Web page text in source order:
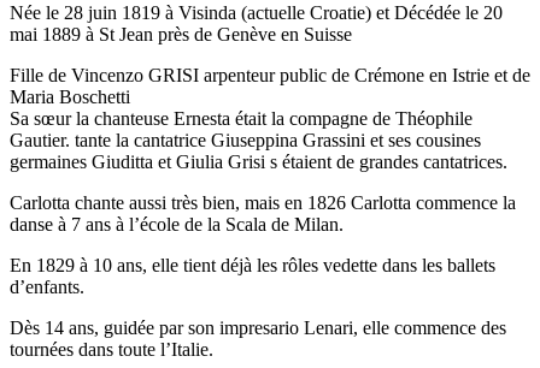
Née le 28 juin 1819 à Visinda (actuelle Croatie) et Décédée le 20
mai 1889 à St Jean près de Genève en Suisse
Fille de Vincenzo GRISI arpenteur public de Crémone en Istrie et de
Maria Boschetti
Sa sœur la chanteuse Ernesta était la compagne de Théophile
Gautier. tante la cantatrice Giuseppina Grassini et ses cousines
germaines Giuditta et Giulia Grisi s étaient de grandes cantatrices.
Carlotta chante aussi très bien, mais en 1826 Carlotta commence la
danse à 7 ans à l’école de la Scala de Milan.
En 1829 à 10 ans, elle tient déjà les rôles vedette dans les ballets
d’enfants.
Dès 14 ans, guidée par son impresario Lenari, elle commence des
tournées dans toute l’Italie.